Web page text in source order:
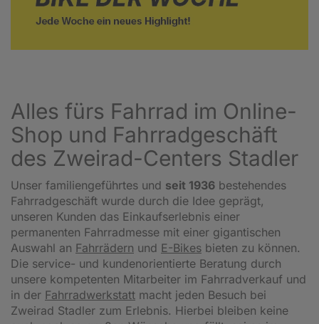
Alles fürs Fahrrad im Online-
Shop und Fahrradgeschäft
des Zweirad-Centers Stadler
Unser familiengeführtes und seit 1936 bestehendes
Fahrradgeschäft wurde durch die Idee geprägt,
unseren Kunden das Einkaufserlebnis einer
permanenten Fahrradmesse mit einer gigantischen
Auswahl an Fahrrädern und E-Bikes bieten zu können.
Die service- und kundenorientierte Beratung durch
unsere kompetenten Mitarbeiter im Fahrradverkauf und
in der Fahrradwerkstatt macht jeden Besuch bei
Zweirad Stadler zum Erlebnis. Hierbei bleiben keine